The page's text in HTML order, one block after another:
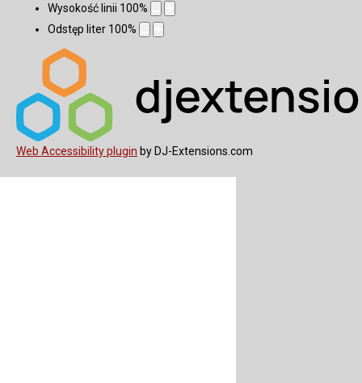
Wysokość linii 100%
Odstęp liter 100%
Web Accessibility plugin by DJ-Extensions.com